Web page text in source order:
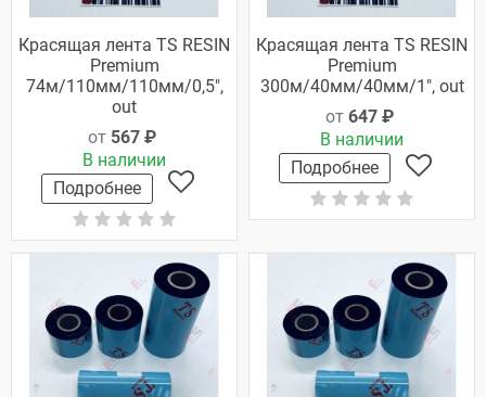
Красящая лента TS RESIN
Premium
74м/110мм/110мм/0,5",
out
от 567 ₽
В наличии
Подробнее
Красящая лента TS RESIN
Premium
300м/40мм/40мм/1", out
от 647 ₽
В наличии
Подробнее